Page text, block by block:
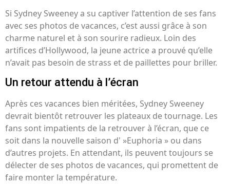
Si Sydney Sweeney a su captiver l’attention de ses fans
avec ses photos de vacances, c’est aussi grâce à son
charme naturel et à son sourire radieux. Loin des
artifices d’Hollywood, la jeune actrice a prouvé qu’elle
n’avait pas besoin de strass et de paillettes pour briller.
Un retour attendu à l’écran
Après ces vacances bien méritées, Sydney Sweeney
devrait bientôt retrouver les plateaux de tournage. Les
fans sont impatients de la retrouver à l’écran, que ce
soit dans la nouvelle saison d' »Euphoria » ou dans
d’autres projets. En attendant, ils peuvent toujours se
délecter de ses photos de vacances, qui promettent de
faire monter la température.